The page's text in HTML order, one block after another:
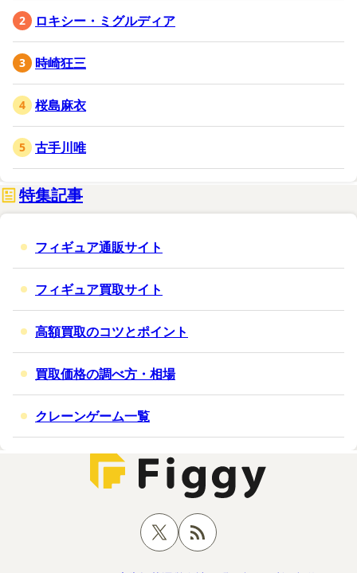
ロキシー・ミグルディア
時崎狂三
桜島麻衣
古手川唯
特集記事
フィギュア通販サイト
フィギュア買取サイト
高額買取のコツとポイント
買取価格の調べ方・相場
クレーンゲーム一覧